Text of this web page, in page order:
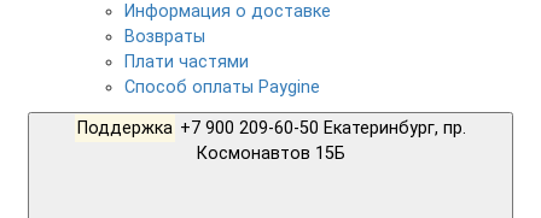
Информация о доставке
Возвраты
Плати частями
Способ оплаты Paygine
Поддержка +7 900 209-60-50 Екатеринбург, пр.